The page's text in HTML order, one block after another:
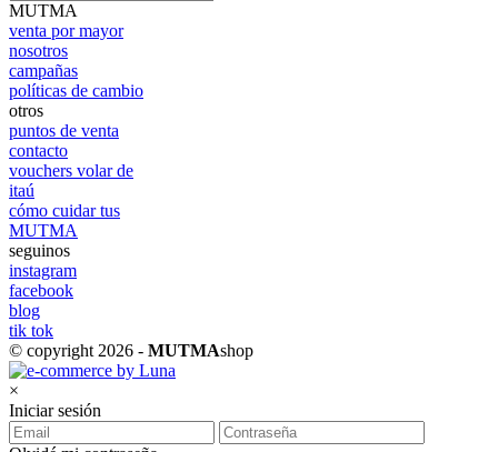
MUTMA
venta por mayor
nosotros
campañas
políticas de cambio
otros
puntos de venta
contacto
vouchers volar de
itaú
cómo cuidar tus
MUTMA
seguinos
instagram
facebook
blog
tik tok
© copyright 2026 - MUTMAshop
×
Iniciar sesión